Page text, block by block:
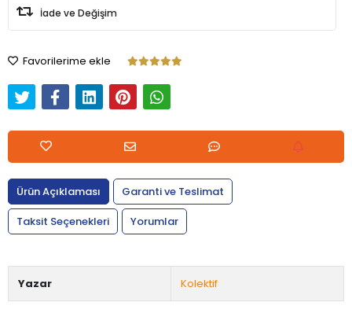
İade ve Değişim
Favorilerime ekle
Ürün Açıklaması
Garanti ve Teslimat
Taksit Seçenekleri
Yorumlar
Yazar Kolektif